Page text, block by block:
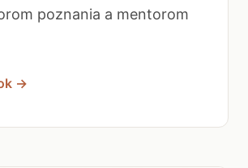
poznania a mentorom
→